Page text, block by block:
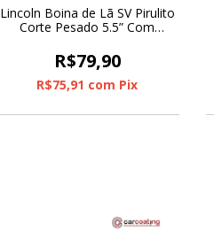
Lincoln Boina de Lã SV Pirulito
Corte Pesado 5.5” Com
R$79,90
R$75,91 com Pix